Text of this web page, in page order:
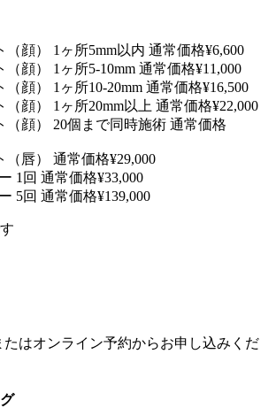
（顔） 1ヶ所5mm以内 通常価格¥6,600
（顔） 1ヶ所5-10mm 通常価格¥11,000
（顔） 1ヶ所10-20mm 通常価格¥16,500
（顔） 1ヶ所20mm以上 通常価格¥22,000
（顔） 20個まで同時施術 通常価格
唇）
通常価格¥29,000
1回 通常価格¥33,000
5回 通常価格¥139,000
はオンライン予約からお申し込みくだ